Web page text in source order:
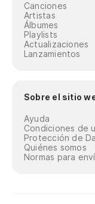
Canciones
Artistas
Álbumes
Playlists
Actualizaciones
Lanzamientos
Sobre el sitio
Ayuda
Condiciones de
Protección de
Quiénes somos
Normas para